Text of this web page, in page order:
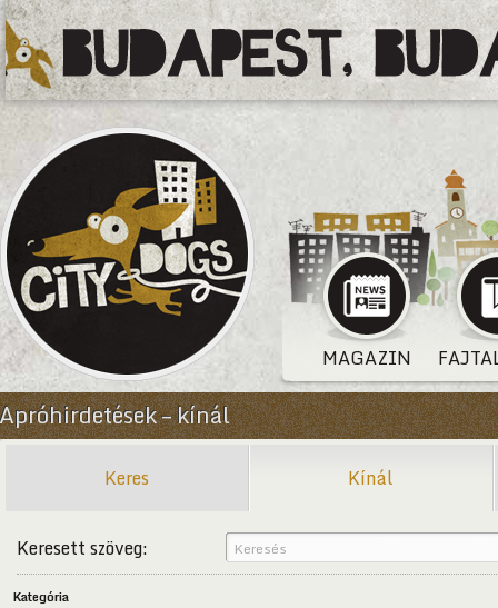
MAGAZIN
Apróhirdetések – kínál
Keres Kínál
Keresett szöveg:
Kategória